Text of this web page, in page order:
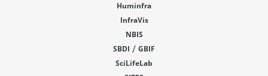
Huminfra
InfraVis
NBIS
SBDI / GBIF
SciLifeLab